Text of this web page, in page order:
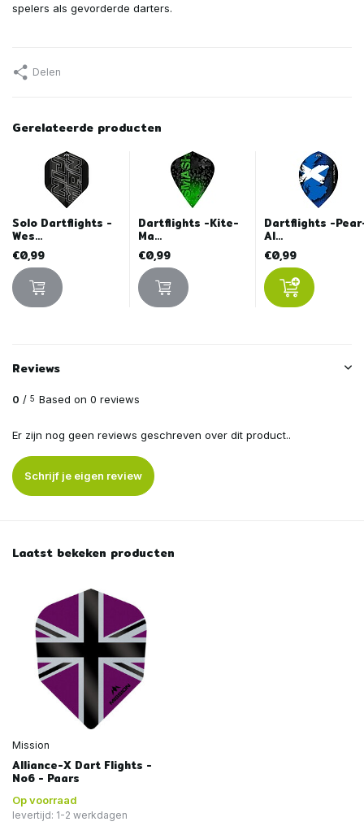
spelers als gevorderde darters.
Delen
Gerelateerde producten
Solo Dartflights -
Wes...
€0,99
Dartflights -Kite-
Ma...
€0,99
Dartflights -
Al...
€0,99
Reviews
0 / 5 Based on 0 reviews
Er zijn nog geen reviews geschreven over dit product..
Schrijf je eigen review
Laatst bekeken producten
Mission
Alliance-X Dart Flights -
No6 - Paars
Op voorraad
levertijd: 1-2 werkdagen